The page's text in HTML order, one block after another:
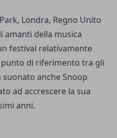
Londra, Regno Unito
amanti della musica
festival relativamente
di riferimento tra gli
anche Snoop
ad accrescere la sua
anni.